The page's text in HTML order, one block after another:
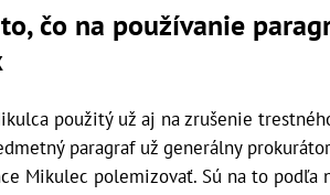
čo na používanie
použitý už aj na zrušenie
paragraf už generálny
Mikulec polemizovať. Sú na to podľa